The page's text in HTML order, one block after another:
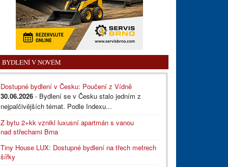
BYDLENÍ V NOVÉM
Dostupné bydlení v Česku: Poučení z Vídně
30.06.2026 - Bydlení se v Česku stalo jedním z
nejpalčivějších témat. Podle Indexu...
Z bytu 2+kk vznikl luxusní apartmán s vanou
nad střechami Brna
Tiny House LUX: Dostupné bydlení na třech metrech
šířky